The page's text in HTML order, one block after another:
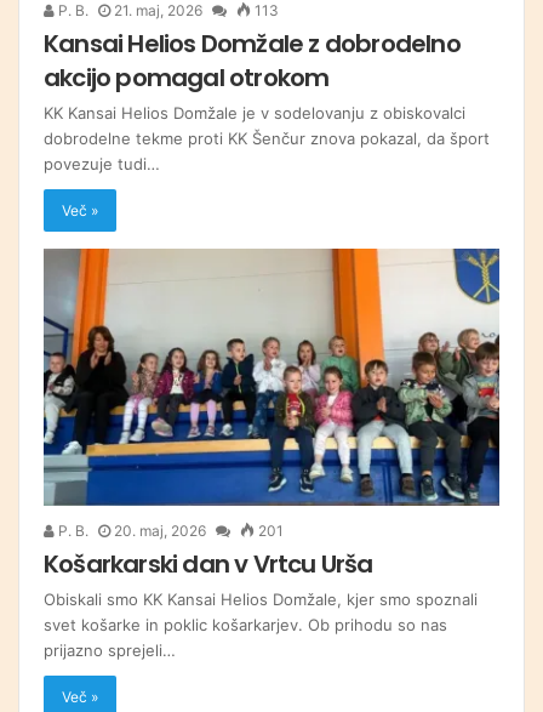
P. B. 21. maj, 2026 113
Kansai Helios Domžale z dobrodelno
akcijo pomagal otrokom
KK Kansai Helios Domžale je v sodelovanju z obiskovalci
dobrodelne tekme proti KK Šenčur znova pokazal, da šport
povezuje tudi…
Več »
P. B. 20. maj, 2026 201
Košarkarski dan v Vrtcu Urša
Obiskali smo KK Kansai Helios Domžale, kjer smo spoznali
svet košarke in poklic košarkarjev. Ob prihodu so nas
prijazno sprejeli…
Več »